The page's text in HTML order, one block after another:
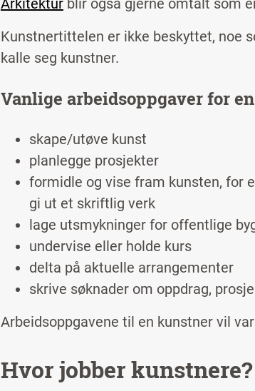
Arkitekturblir også gjerne omtalt som
Kunstnertittelen er ikke beskyttet, noe
kalle seg kunstner.
Vanlige arbeidsoppgaver for
skape/utøve kunst
planlegge prosjekter
formidle og vise fram kunsten, for
gi ut et skriftlig verk
lage utsmykninger for offentlige
undervise eller holde kurs
delta på aktuelle arrangementer
skrive søknader om oppdrag,
Arbeidsoppgavene til en kunstner vil
Hvor jobber kunstnere?